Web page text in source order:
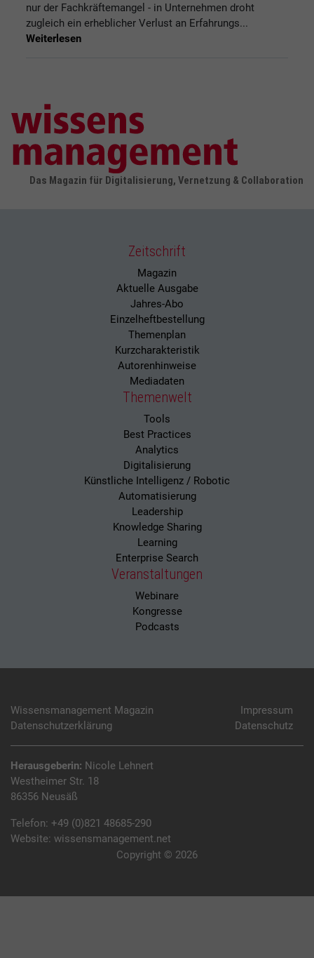
nur der Fachkräftemangel - in Unternehmen droht
zugleich ein erheblicher Verlust an Erfahrungs...
Weiterlesen
Das Magazin für Digitalisierung, Vernetzung & Collaboration
Zeitschrift
Magazin
Aktuelle Ausgabe
Jahres-Abo
Einzelheftbestellung
Themenplan
Kurzcharakteristik
Autorenhinweise
Mediadaten
Themenwelt
Tools
Best Practices
Analytics
Digitalisierung
Künstliche Intelligenz / Robotic
Automatisierung
Leadership
Knowledge Sharing
Learning
Enterprise Search
Veranstaltungen
Webinare
Kongresse
Podcasts
Wissensmanagement Magazin
Impressum
Datenschutzerklärung
Datenschutz
Herausgeberin: Nicole Lehnert
Westheimer Str. 18
86356 Neusäß
Telefon: +49 (0)821 48685-290
Website: wissensmanagement.net
Copyright © 2026